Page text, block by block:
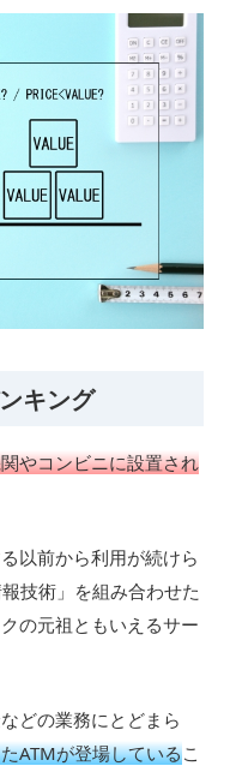
キング
やコンビニに設置され
以前から利用が続けら
技術」を組み合わせた
の元祖ともいえるサー
どの業務にとどまら
ATMが登場しているこ